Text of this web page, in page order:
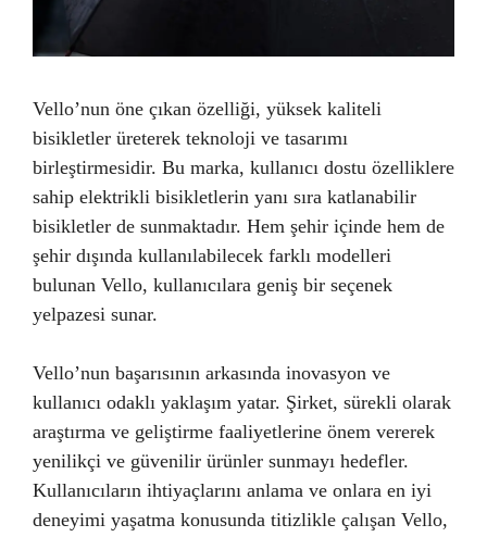
Vello’nun öne çıkan özelliği, yüksek kaliteli
bisikletler üreterek teknoloji ve tasarımı
birleştirmesidir. Bu marka, kullanıcı dostu özelliklere
sahip elektrikli bisikletlerin yanı sıra katlanabilir
bisikletler de sunmaktadır. Hem şehir içinde hem de
şehir dışında kullanılabilecek farklı modelleri
bulunan Vello, kullanıcılara geniş bir seçenek
yelpazesi sunar.
Vello’nun başarısının arkasında inovasyon ve
kullanıcı odaklı yaklaşım yatar. Şirket, sürekli olarak
araştırma ve geliştirme faaliyetlerine önem vererek
yenilikçi ve güvenilir ürünler sunmayı hedefler.
Kullanıcıların ihtiyaçlarını anlama ve onlara en iyi
deneyimi yaşatma konusunda titizlikle çalışan Vello,